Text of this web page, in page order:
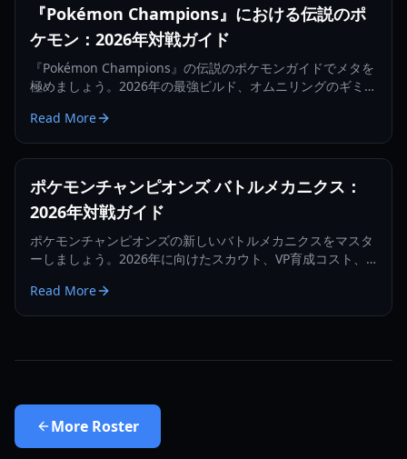
『Pokémon Champions』における伝説のポ
ケモン：2026年対戦ガイド
『Pokémon Champions』の伝説のポケモンガイドでメタを
極めましょう。2026年の最強ビルド、オムニリングのギミッ
Read More
ポケモンチャンピオンズ バトルメカニクス：
2026年対戦ガイド
ポケモンチャンピオンズの新しいバトルメカニクスをマスタ
ーしましょう。2026年に向けたスカウト、VP育成コスト、
Read More
More Roster